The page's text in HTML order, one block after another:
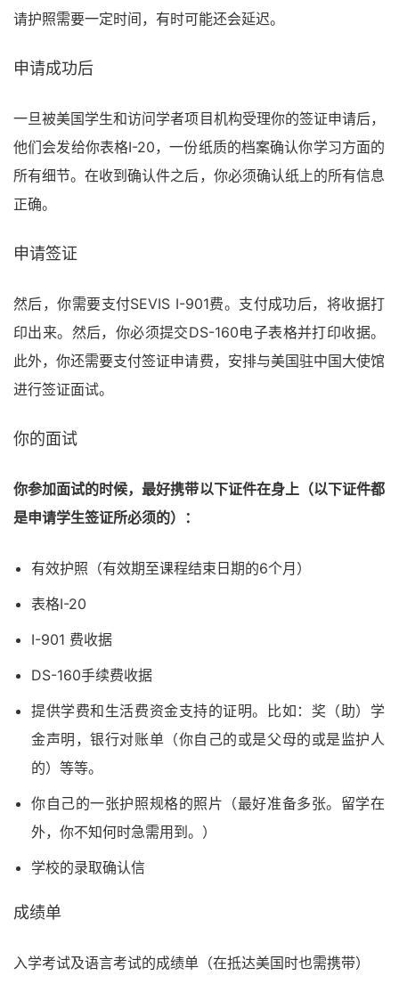
请护照需要一定时间，有时可能还会延迟。
申请成功后
一旦被美国学生和访问学者项目机构受理你的签证申请后，
他们会发给你表格I-20，一份纸质的档案确认你学习方面的
所有细节。在收到确认件之后，你必须确认纸上的所有信息
正确。
申请签证
然后，你需要支付SEVIS I-901费。支付成功后，将收据打
印出来。然后，你必须提交DS-160电子表格并打印收据。
此外，你还需要支付签证申请费，安排与美国驻中国大使馆
进行签证面试。
你的面试
你参加面试的时候，最好携带以下证件在身上（以下证件都
是申请学生签证所必须的）：
有效护照（有效期至课程结束日期的6个月）
表格I-20
I-901 费收据
DS-160手续费收据
提供学费和生活费资金支持的证明。比如：奖（助）学
金声明，银行对账单（你自己的或是父母的或是监护人
的）等等。
你自己的一张护照规格的照片（最好准备多张。留学在
外，你不知何时急需用到。）
学校的录取确认信
成绩单
入学考试及语言考试的成绩单（在抵达美国时也需携带）